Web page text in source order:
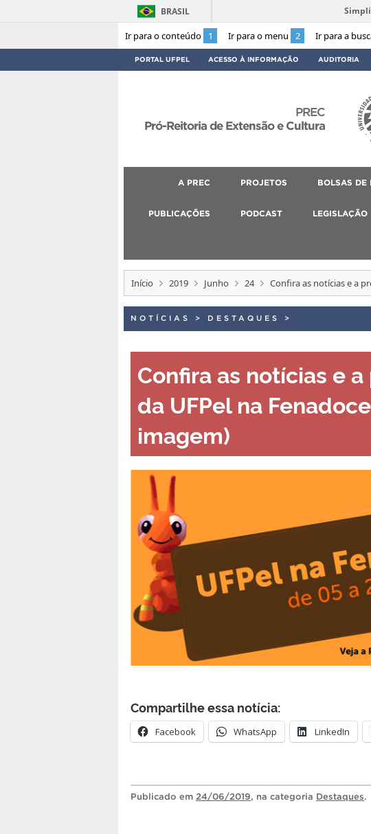
Ir para o conteúdo 1 Ir para o menu 2 Ir para a
BRASIL
PORTAL UFPEL ACESSO À INFORMAÇÃO AUDITORIA
PREC
Pró-Reitoria de Extensão e Cultura
A PREC PROJETOS BOLSAS DE
PUBLICAÇÕES PODCAST LEGISLAÇÃO
Início 2019 Junho 24 Confira as notícias e a
NOTÍCIAS > DESTAQUES >
Confira as notícias e
da UFPel na
imagem)
Compartilhe essa notícia:
Facebook WhatsApp LinkedIn
Publicado em 24/06/2019, na categoria Destaques.